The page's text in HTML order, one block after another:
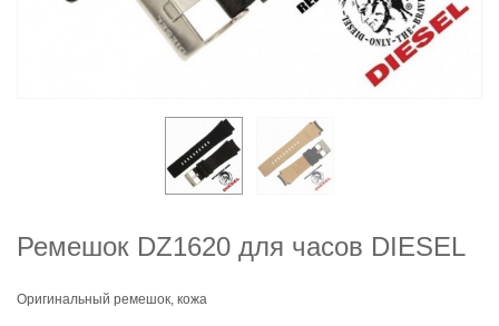
Ремешок DZ1620 для часов DIESEL
Оригинальный ремешок, кожа